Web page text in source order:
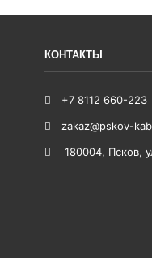
КОНТАКТЫ
+7 8112 660-223
zakaz@pskov-
180004, Псков,